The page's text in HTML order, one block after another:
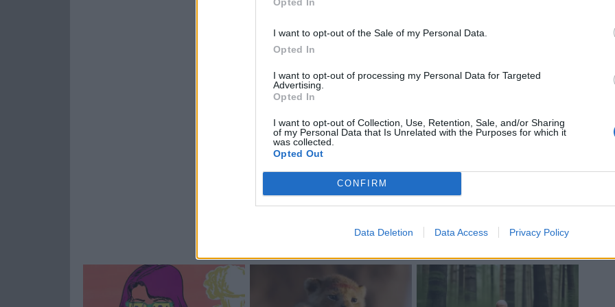
I want to opt-out of the Sale of my Personal Data.
Opted In
I want to opt-out of processing my Personal Data for Targeted
Advertising.
Opted In
I want to opt-out of Collection, Use, Retention, Sale, and/or Sharing
of my Personal Data that Is Unrelated with the Purposes for which it
was collected.
Opted Out
CONFIRM
Data Deletion Data Access Privacy Policy